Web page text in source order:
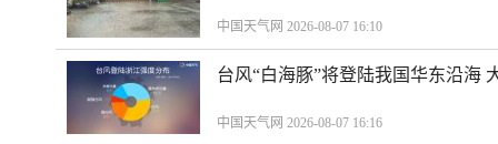
中国天气网 2026-08-07 16:10
台风“白海豚”将登陆我国华东沿海
中国天气网 2026-08-07 16:16